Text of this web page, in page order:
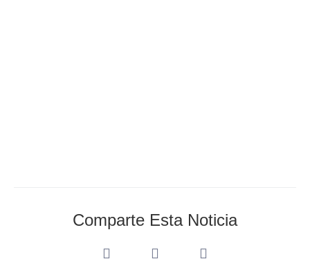
Comparte Esta Noticia